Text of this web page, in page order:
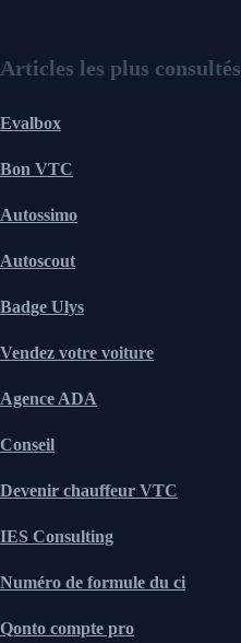
Articles les plus consultés
Evalbox
Bon VTC
Autossimo
Autoscout
Badge Ulys
Vendez votre voiture
Agence ADA
Conseil
Devenir chauffeur VTC
IES Consulting
Numéro de formule du ci
Qonto compte pro